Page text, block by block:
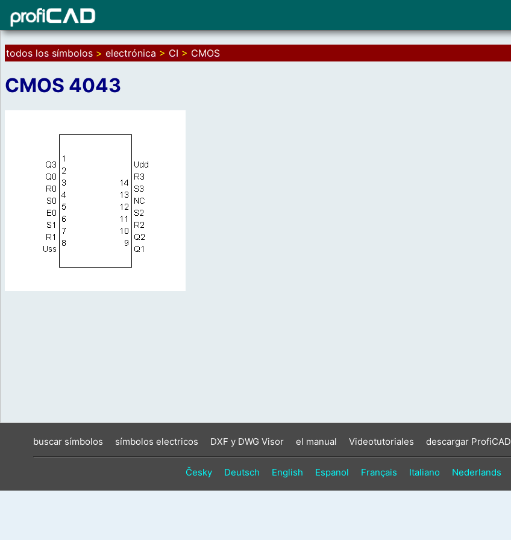
todos los símbolos > electrónica > CI > CMOS
CMOS 4043
buscar símbolos símbolos electricos DXF y DWG Visor el manual Videotutoriales descargar ProfiCAD
Česky Deutsch English Espanol Français Italiano Nederlands